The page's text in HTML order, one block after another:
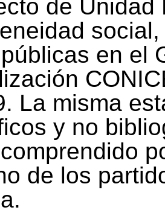
de Unidad
en el
La misma
y no
de los